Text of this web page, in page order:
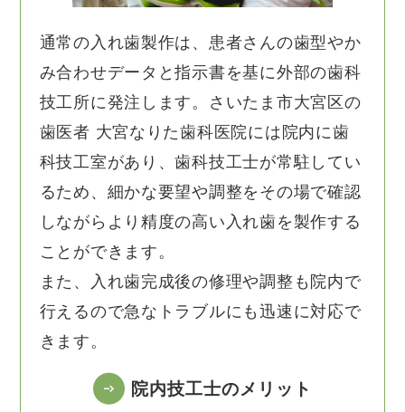
通常の入れ歯製作は、患者さんの歯型やか
み合わせデータと指示書を基に外部の歯科
技工所に発注します。さいたま市大宮区の
歯医者 大宮なりた歯科医院には院内に歯
科技工室があり、歯科技工士が常駐してい
るため、細かな要望や調整をその場で確認
しながらより精度の高い入れ歯を製作する
ことができます。
また、入れ歯完成後の修理や調整も院内で
行えるので急なトラブルにも迅速に対応で
きます。
院内技工士のメリット